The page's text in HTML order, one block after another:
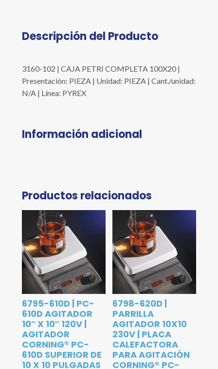
Descripción del Producto
3160-102 | CAJA PETRI COMPLETA 100X20 |
Presentación: PIEZA | Unidad: PIEZA | Cant./unidad:
N/A | Línea: PYREX
Información adicional
Productos relacionados
6795-610D | PC-
610D AGITADOR
10″ X 10″ 120V |
AGITADOR
CORNING® PC-
610D SUPERIOR DE
10 X 10 PULGADAS
6798-620D |
PARRILLA
AGITADOR 10X10
230V | PLACA
CALEFACTORA
PARA AGITACIÓN
CORNING® PC-